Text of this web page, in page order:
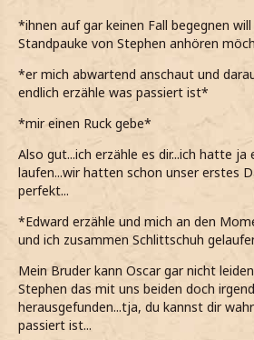
*glaube dass sie unterstützung
*ihnen auf gar keinen Fall begegnen
Standpauke von Stephen anhören
*er mich abwartend anschaut und
endlich erzähle was passiert ist*
*mir einen Ruck gebe*
Also gut...ich erzähle es dir...ich hatte
laufen...wir hatten schon unser erstes
perfekt...
*Edward erzähle und mich an den
und ich zusammen Schlittschuh
Mein Bruder kann Oscar gar nicht
Stephen das mit uns beiden doch
herausgefunden...tja, du kannst dir
passiert ist...